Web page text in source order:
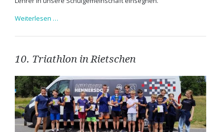
Weiterlesen …Einsegnung
neuen
10. Triathlon in Rietschen